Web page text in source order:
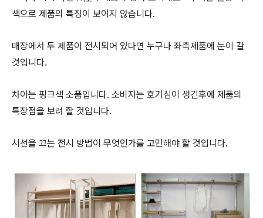
색으로 제품의 특징이 보이지 않습니다.
매장에서 두 제품이 전시되어 있다면 누구나 좌측제품에 눈이 갈
것입니다.
차이는 핑크색 소품입니다. 소비자는 호기심이 생긴후에 제품의
특장점을 보려 할 것입니다.
시선을 끄는 전시 방법이 무엇인가를 고민해야 할 것입니다.